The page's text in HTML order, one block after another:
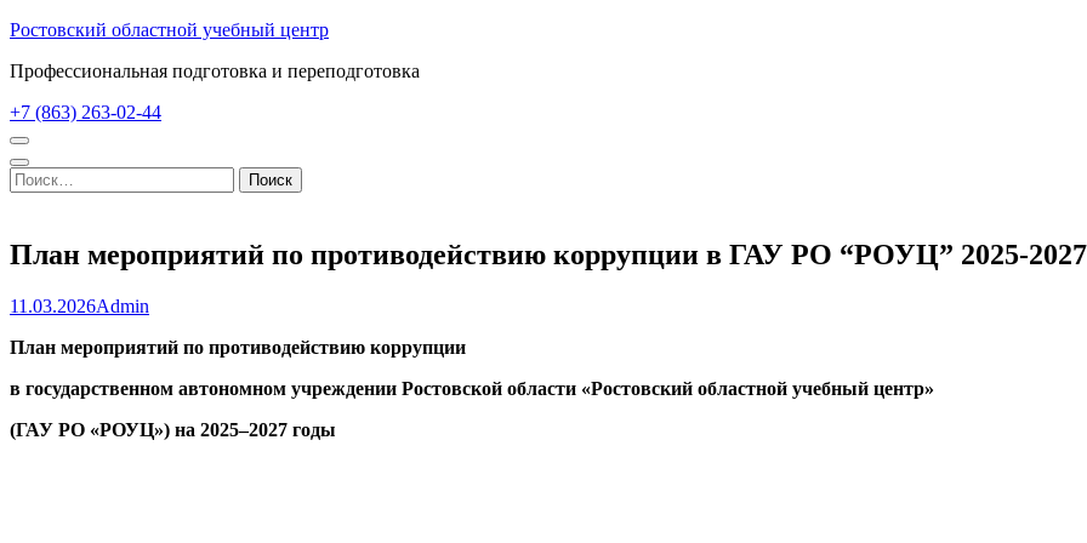
Перейти
содержимому
Enter)
Ростовский областной учебный центр
Профессиональная подготовка и переподготовка
+7 (863) 263-02-44
Найти:
План мероприятий по противодействию коррупции в ГАУ РО “РОУЦ” 2025-
11.03.2026Admin
План мероприятий по противодействию коррупции
в государственном автономном учреждении Ростовской области «Ростовский областной учебный центр»
(ГАУ РО «РОУЦ») на 2025–2027 годы